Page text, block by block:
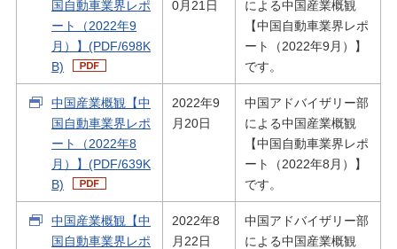
国自動車業界レポ
ート（2022年9
月）】(PDF/698K
B)
0月21日
による中国産業概観
【中国自動車業界レポ
ート（2022年9月）】
です。
中国産業概観【中
国自動車業界レポ
ート（2022年8
月）】(PDF/639K
B)
2022年9
月20日
中国アドバイザリー部
による中国産業概観
【中国自動車業界レポ
ート（2022年8月）】
です。
中国産業概観【中
国自動車業界レポ
2022年8
月22日
中国アドバイザリー部
による中国産業概観